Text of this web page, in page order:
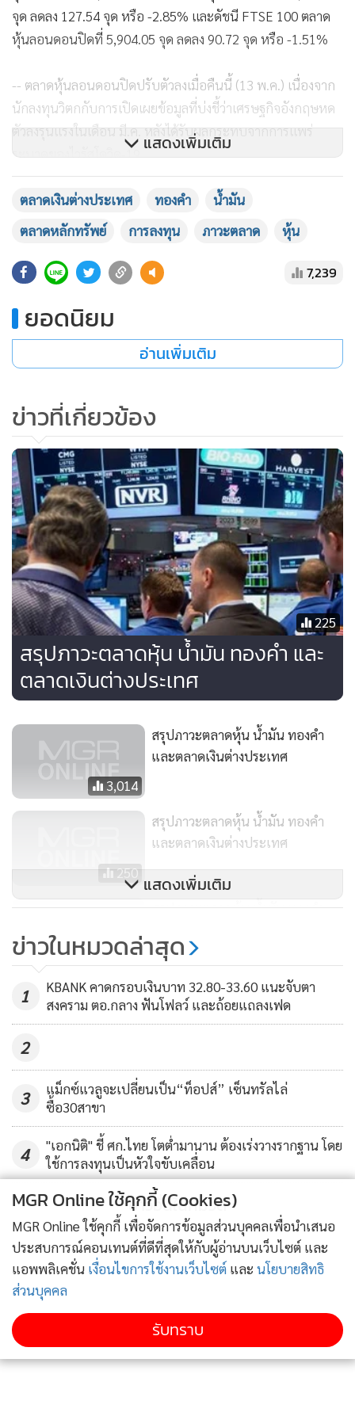
จุด ลดลง 127.54 จุด หรือ -2.85% และดัชนี FTSE 100 ตลาด
หุ้นลอนดอนปิดที่ 5,904.05 จุด ลดลง 90.72 จุด หรือ -1.51%
-- ตลาดหุ้นลอนดอนปิดปรับตัวลงเมื่อคืนนี้ (13 พ.ค.) เนื่องจาก
นักลงทุนวิตกกับการเปิดเผยข้อมูลที่บ่งชี้ว่าเศรษฐกิจอังกฤษหด
ตัวลงรุนแรงในเดือน มี.ค. หลังได้รับผลกระทบจากการแพร่
ระบาดของไวรัสโควิด-19
ดัชนี FTSE 100 ตลาดหุ้นลอนดอนปิดที่ 5,904.05 จุด ลดลง
90.72 จุด หรือ -1.51%
-- สัญญาน้ำมันดิบเวสต์เทกซัส (WTI) ตลาดนิวยอร์กปิดลบเมื่อ
เศรษฐกิจและอุปสงค์น้ำมันในตลาดโลก หลังจากนายเจอโรม พา
วเวล ประธานธนาคารกลางสหรัฐฯ (เฟด) เตือนว่าการแพร่
ระบาดของไวรัสโควิด-19 ได้ทำให้เศรษฐกิจสหรัฐฯ เผชิญกับ
กล่าวได้บดบังปัจจัยบวกจากรายงานตัวเลขสต๊อกน้ำมันดิบของ
สหรัฐฯ ที่ปรับตัวลดลงอย่างเหนือความคาดหมายในสัปดาห์ที่
ผ่านมา
สัญญาน้ำมันดิบ WTI ส่งมอบเดือน มิ.ย. ลดลง 49 เซ็นต์ หรือ
1.9% ปิดที่ 25.29 ดอลลาร์/บาร์เรล
สัญญาน้ำมันดิบเบรนต์ส่งมอบเดือน ก.ค. ลดลง 79 เซ็นต์ หรือ
2.6% ปิดที่ 29.19 ดอลลาร์/บาร์เรล
-- สัญญาทองคำตลาดนิวยอร์กปิดบวกเมื่อคืนนี้ (13 พ.ค.) โดยได้
แรงหนุนจากคำสั่งซื้อสินทรัพย์ปลอดภัย หลังจากนายเจอโรม พา
วเวล ประธานธนาคารกลางสหรัฐฯ (เฟด) เตือนว่าการแพร่
ระบาดของไวรัสโควิด-19 ได้ทำให้เศรษฐกิจสหรัฐฯ เผชิญกับ
ความไม่แน่นอน และมีความเสี่ยงในช่วงขาลง
สัญญาทองคำตลาด COMEX (Commodity Exchange) ส่งมอบ
เดือน มิ.ย. เพิ่มขึ้น 9.60 ดอลลาร์ หรือ 0.56% ปิดที่ 1,716.4
สัญญาโลหะเงินส่งมอบเดือน ก.ค. ลดลง 3.8 เซ็นต์ หรือ 0.24%
ปิดที่ 15.671 ดอลลาร์/ออนซ์
สัญญาแพลทินัมส่งมอบเดือน ก.ค. ลดลง 7.6 ดอลลาร์ หรือ
0.98% ปิดที่ 769.8 ดอลลาร์/ออนซ์
สัญญาพัลลาเดียมส่งมอบเดือน มิ.ย. ร่วงลง 44.70 ดอลลาร์ หรือ
2.4% ปิดที่ 1,790.70 ดอลลาร์/ออนซ์
แสดงเพิ่มเติม
ตลาดเงินต่างประเทศ ทองคำ
น้ำมัน
ตลาดหลักทรัพย์
การลงทุน ภาวะตลาด หุ้น
7,239
ยอดนิยม
อ่านเพิ่มเติม
ข่าวที่เกี่ยวข้อง
225
สรุปภาวะตลาดหุ้น น้ำมัน ทองคำ และ
ตลาดเงินต่างประเทศ
3,014
สรุปภาวะตลาดหุ้น น้ำมัน ทองคำ
และตลาดเงินต่างประเทศ
250
สรุปภาวะตลาดหุ้น น้ำมัน ทองคำ
และตลาดเงินต่างประเทศ
187
สรุปภาวะตลาดหุ้น น้ำมัน ทองคำ
แสดงเพิ่มเติม
ข่าวในหมวดล่าสุด
1
KBANK คาดกรอบเงินบาท 32.80-33.60 แนะจับตา
สงคราม ตอ.กลาง ฟันโฟลว์ และถ้อยแถลงเฟด
2
3
แม็กซ์แวลูจะเปลี่ยนเป็น“ท็อปส์” เซ็นทรัลไล่
ซื้อ30สาขา
4
"เอกนิติ" ชี้ ศก.ไทย โตต่ำมานาน ต้องเร่งวางรากฐาน โดย
ใช้การลงทุนเป็นหัวใจขับเคลื่อน
ข่าวอื่นในหมวด
MGR Online ใช้คุกกี้ (Cookies)
MGR Online ใช้คุกกี้ เพื่อจัดการข้อมูลส่วนบุคคลเพื่อนำเสนอ
ประสบการณ์คอนเทนต์ที่ดีที่สุดให้กับผู้อ่านบนเว็บไซต์ และ
แอพพลิเคชั่น เงื่อนไขการใช้งานเว็บไซต์ และ นโยบายสิทธิ
ส่วนบุคคล
รับทราบ